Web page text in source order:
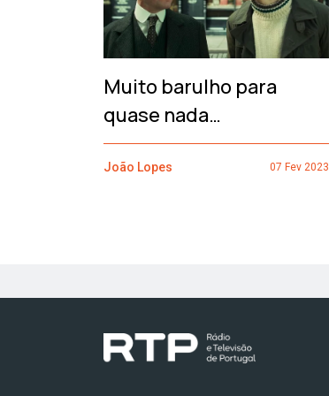
Muito barulho para
quase nada…
João Lopes 07 Fev 2023